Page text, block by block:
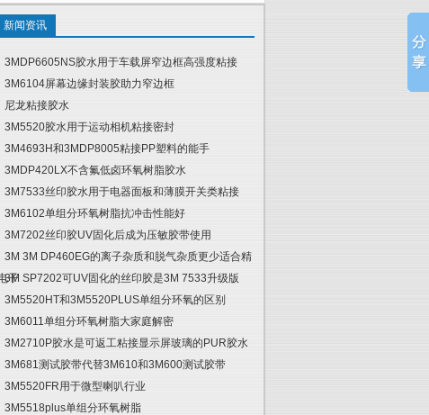
新闻资讯
3MDP6605NS胶水用于车载屏窄边框高强度粘接
3M6104屏幕边缘封装胶助力窄边框
尼龙粘接胶水
3M5520胶水用于运动相机粘接密封
3M4693H和3MDP8005粘接PP塑料的能手
3MDP420LX不含氟低卤环氧树脂胶水
3M7533丝印胶水用于电器面板和薄膜开关类粘接
3M6102单组分环氧树脂抗冲击性能好
3M7202丝印胶UV固化后成为压敏胶带使用
3M 3M DP460EG的离子杂质和脱气杂质更少适合精
子
3M SP7202可UV固化的丝印胶是3M 7533升级版
3M5520HT和3M5520PLUS单组分环氧的区别
3M6011单组分环氧树脂大家庭解密
3M2710P胶水是可返工粘接显示屏玻璃的PUR胶水
3M681测试胶带代替3M610和3M600测试胶带
3M5520FR用于微型喇叭行业
3M5518plus单组分环氧树脂